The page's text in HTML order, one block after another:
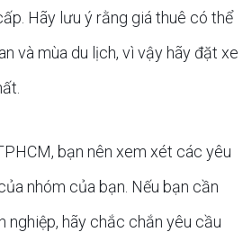
Hãy lưu ý rằng giá thuê có thể
và mùa du lịch, vì vậy hãy đặt xe
bạn nên xem xét các yêu
nhóm của bạn. Nếu bạn cần
nghiệp, hãy chắc chắn yêu cầu